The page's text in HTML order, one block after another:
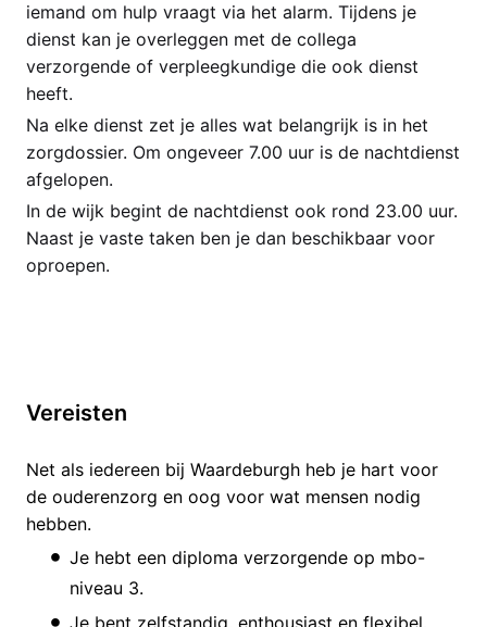
iemand om hulp vraagt via het alarm. Tijdens je
dienst kan je overleggen met de collega
verzorgende of verpleegkundige die ook dienst
heeft.
Na elke dienst zet je alles wat belangrijk is in het
zorgdossier. Om ongeveer 7.00 uur is de nachtdienst
afgelopen.
In de wijk begint de nachtdienst ook rond 23.00 uur.
Naast je vaste taken ben je dan beschikbaar voor
oproepen.
Vereisten
Net als iedereen bij Waardeburgh heb je hart voor
de ouderenzorg en oog voor wat mensen nodig
hebben.
Je hebt een diploma verzorgende op mbo-
niveau 3.
Je bent zelfstandig, enthousiast en flexibel.